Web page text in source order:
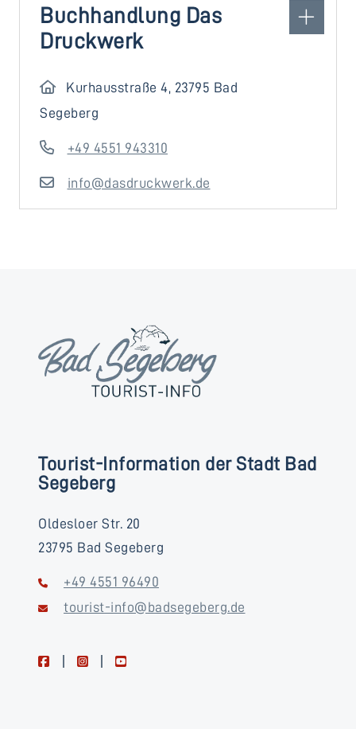
Buchhandlung Das
Druckwerk
Kurhausstraße 4, 23795 Bad
Segeberg
+49 4551 943310
info@dasdruckwerk.de
Tourist-Information der Stadt Bad
Segeberg
Oldesloer Str. 20
23795 Bad Segeberg
+49 4551 96490
tourist-info@badsegeberg.de
facebookinstagramyoutube